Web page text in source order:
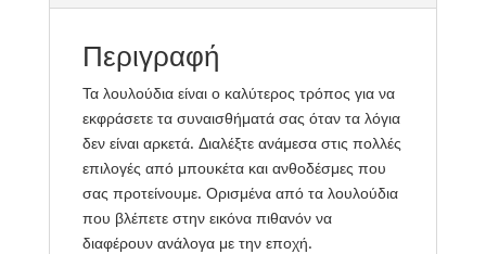
Περιγραφή
Τα λουλούδια είναι ο καλύτερος τρόπος για να
εκφράσετε τα συναισθήματά σας όταν τα λόγια
δεν είναι αρκετά. Διαλέξτε ανάμεσα στις πολλές
επιλογές από μπουκέτα και ανθοδέσμες που
σας προτείνουμε. Ορισμένα από τα λουλούδια
που βλέπετε στην εικόνα πιθανόν να
διαφέρουν ανάλογα με την εποχή.